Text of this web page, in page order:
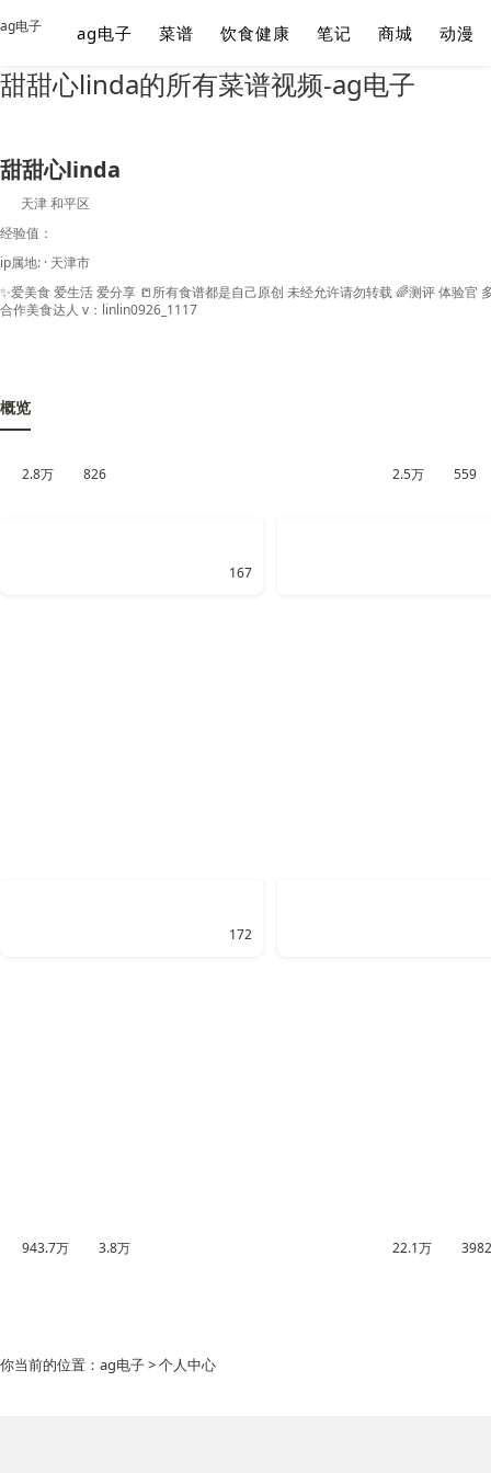
甜甜心linda的所有菜谱视频-ag电子
ag电子 ag电子 菜谱 饮食健康 笔记 商城 动漫
甜甜心linda
天津 和平区
经验值：
ip属地: · 天津市
✨爱美食 爱生活 爱分享 📒所有食谱都是自己原创 未经允许请勿转载 🌈测评 体验官
合作美食达人 v：linlin0926_1117
概览
2.8万 826 2.5万 559
167
172
943.7万 3.8万 22.1万 3982
你当前的位置： ag电子> 个人中心